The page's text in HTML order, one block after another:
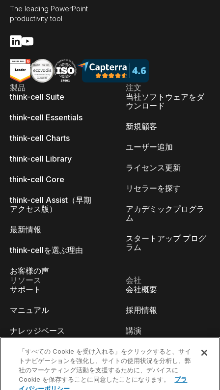
The leading PowerPoint
productivity tool
製品
think-cell Suite
think-cell Essentials
think-cell Charts
think-cell Library
think-cell Core
think-cell Assist（早期
アクセス版）
最新情報
think-cellを選ぶ理由
お客様の声
注文
当社ソフトウェアをダ
ウンロード
新規顧客
ユーザー追加
ライセンス更新
リセラーを探す
アカデミックプログラ
ム
スタートアップ プログ
ラム
リソース
サポート
マニュアル
ナレッジベース
think-cell Academy
ビデオチュートリアル
会社
会社概要
採用情報
講演
イベント
開発者ブログ
「すべての Cookie を受け入れる」をクリックすると、サイ
トナビゲーションを強化し、サイトの使用状況を分析し、弊
社のマーケティング活動を支援するために、デバイスに
Cookie を保存することに同意したことになります。
プラ